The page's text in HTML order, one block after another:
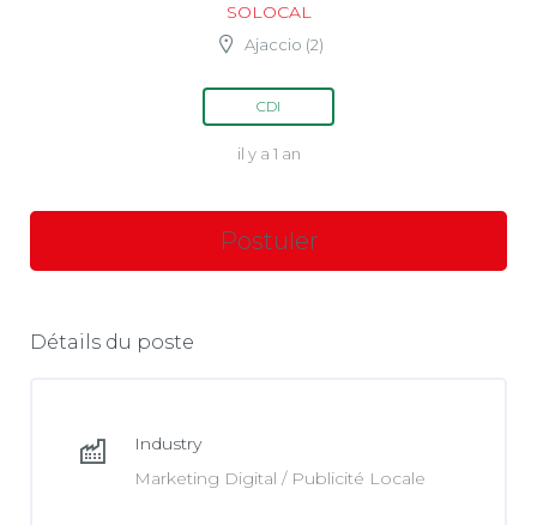
SOLOCAL
Ajaccio (2)
CDI
il y a 1 an
Détails du poste
Industry
Marketing Digital / Publicité Locale